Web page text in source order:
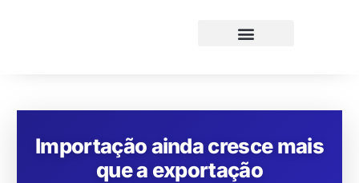
Importação ainda cresce mais
que a exportação